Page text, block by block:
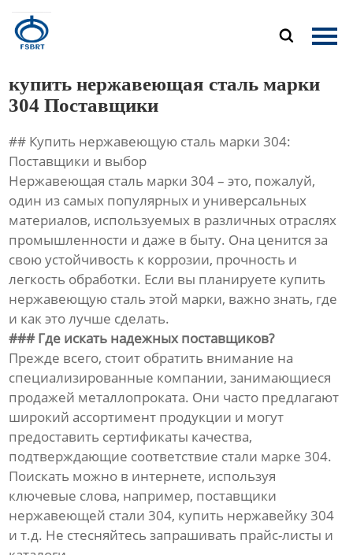

Главная
О Нас
Новости
Контакты
купить нержавеющая сталь марки
304 Поставщики
## Купить нержавеющую сталь марки 304:
Поставщики и выбор
Нержавеющая сталь марки 304 – это, пожалуй,
один из самых популярных и универсальных
материалов, используемых в различных отраслях
промышленности и даже в быту. Она ценится за
свою устойчивость к коррозии, прочность и
легкость обработки. Если вы планируете купить
нержавеющую сталь этой марки, важно знать, где
и как это лучше сделать.
### Где искать надежных поставщиков?
Прежде всего, стоит обратить внимание на
специализированные компании, занимающиеся
продажей металлопроката. Они часто предлагают
широкий ассортимент продукции и могут
предоставить сертификаты качества,
подтверждающие соответствие стали марке 304.
Поискать можно в интернете, используя
ключевые слова, например, поставщики
нержавеющей стали 304, купить нержавейку 304
и т.д. Не стесняйтесь запрашивать прайс-листы и